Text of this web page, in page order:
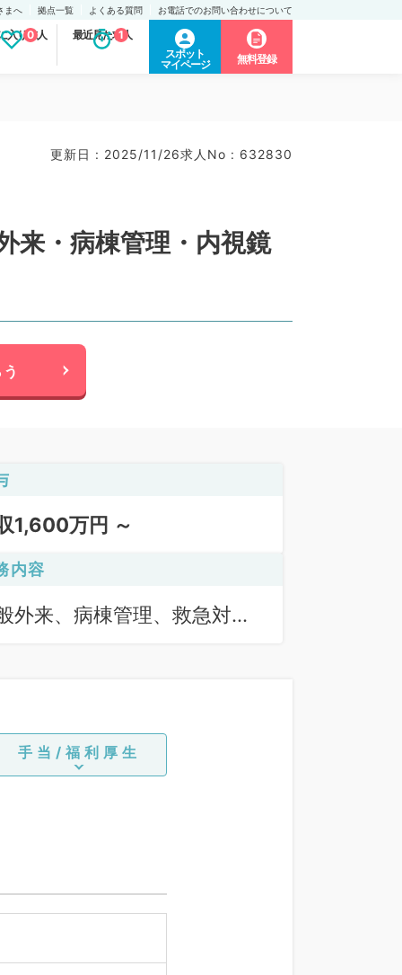
まへ 拠点一覧 よくある質問 お電話でのお問い合わせについて
入り求人
0 最近見た求人
1
スポット
マイページ
無料登録
更新日 : 2025/11/26求人No : 632830
・病棟管理・内視鏡
1,600万円 ～
内容
外来、病棟管理、救急対
手当/福利厚生